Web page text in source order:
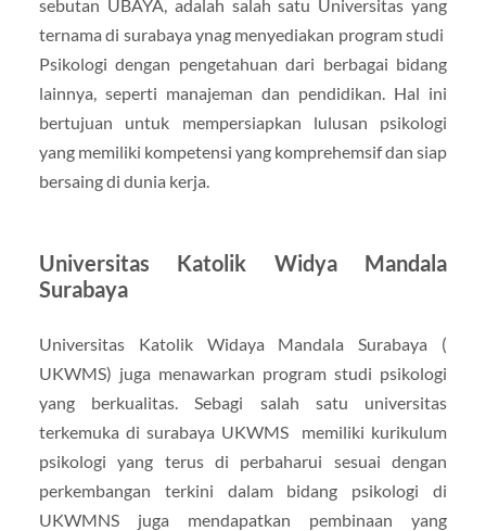
sebutan UBAYA, adalah salah satu Universitas yang
ternama di surabaya ynag menyediakan program studi
Psikologi dengan pengetahuan dari berbagai bidang
lainnya, seperti manajeman dan pendidikan. Hal ini
bertujuan untuk mempersiapkan lulusan psikologi
yang memiliki kompetensi yang komprehemsif dan siap
bersaing di dunia kerja.
Universitas Katolik Widya Mandala
Surabaya
Universitas Katolik Widaya Mandala Surabaya (
UKWMS) juga menawarkan program studi psikologi
yang berkualitas. Sebagi salah satu universitas
terkemuka di surabaya UKWMS memiliki kurikulum
psikologi yang terus di perbaharui sesuai dengan
perkembangan terkini dalam bidang psikologi di
UKWMNS juga mendapatkan pembinaan yang